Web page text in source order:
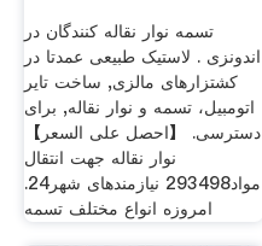
تسمه نوار نقاله کنندگان در
اندونزی . لاستیک طبیعی عمدتا در
کشتزارهای مالزی, ساخت تایر
اتومبیل، تسمه و نوار نقاله, برای
دسترسی. 【احصل على السعر】
نوار نقاله جهت انتقال
مواد293498 نیازمندهای شهر24.
امروزه انواع مختلف تسمه